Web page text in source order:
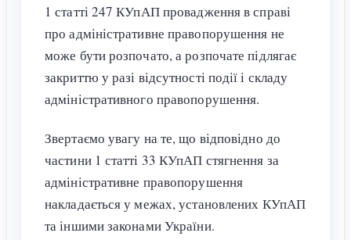
1 статті 247 КУпАП провадження в справі
про адміністративне правопорушення не
може бути розпочато, а розпочате підлягає
закриттю у разі відсутності події і складу
адміністративного правопорушення.
Звертаємо увагу на те, що відповідно до
частини 1 статті 33 КУпАП стягнення за
адміністративне правопорушення
накладається у межах, установлених КУпАП
та іншими законами України.